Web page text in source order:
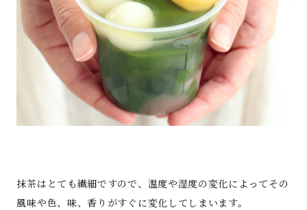
抹茶はとても繊細ですので、温度や湿度の変化によってその
風味や色、味、香りがすぐに変化してしまいます。